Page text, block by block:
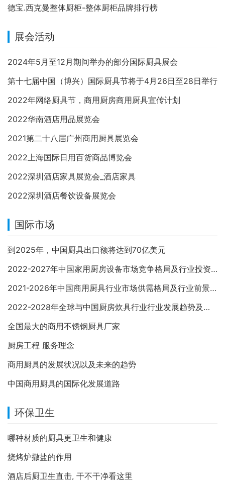
德宝.西克曼整体厨柜-整体厨柜品牌排行榜
展会活动
2024年5月至12月期间举办的部分国际厨具展会
第十七届中国（博兴）国际厨具节将于4月26日至28日举行
2022年网络厨具节，商用厨房商用厨具宣传计划
2022华南酒店用品展览会
2021第二十八届广州商用厨具展览会
2022上海国际日用百货商品博览会
2022深圳酒店家具展览会_酒店家具
2022深圳酒店餐饮设备展览会
国际市场
到2025年，中国厨具出口额将达到70亿美元
2022-2027年中国家用厨房设备市场竞争格局及行业投资前景预测报告
2021-2026年中国商用厨具行业市场供需格局及行业前景展望报告
2022-2028年全球与中国厨房炊具行业行业发展趋势及投资战略分析报告
全国最大的商用不锈钢厨具厂家
厨房工程 服务理念
商用厨具的发展状况以及未来的趋势
中国商用厨具的国际化发展道路
环保卫生
哪种材质的厨具更卫生和健康
烧烤炉撒盐的作用
酒店后厨卫生直击, 干不干净看这里